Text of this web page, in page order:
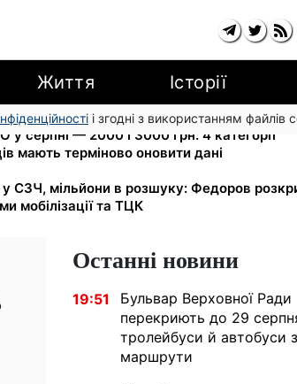
Життя Історії
і згодні з використанням файлів
у серпні — 2000 і 3000 грн: 4 категорії
мають терміново оновити дані
СЗЧ, мільйони в розшуку: Федоров
мобілізації та ТЦК
Останні новини
19:51
Бульвар Верховної Ради
перекриють до 29
тролейбуси й автобуси
маршрути